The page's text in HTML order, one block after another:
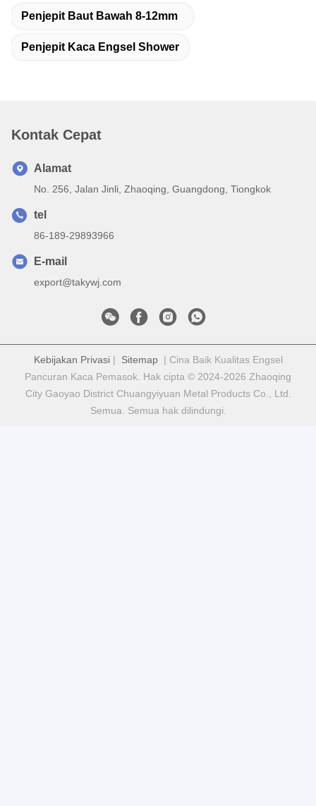
Penjepit Baut Bawah 8-12mm
Penjepit Kaca Engsel Shower
Kontak Cepat
Alamat
No. 256, Jalan Jinli, Zhaoqing, Guangdong, Tiongkok
tel
86-189-29893966
E-mail
export@takywj.com
Kebijakan Privasi| Sitemap| Cina Baik Kualitas Engsel
Pancuran Kaca Pemasok. Hak cipta © 2024-2026 Zhaoqing
City Gaoyao District Chuangyiyuan Metal Products Co., Ltd.
Semua. Semua hak dilindungi.